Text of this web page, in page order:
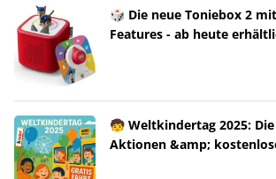
🎲 Die neue Toniebox 2
Features - ab heute
🧒 Weltkindertag 2025:
Aktionen &amp;